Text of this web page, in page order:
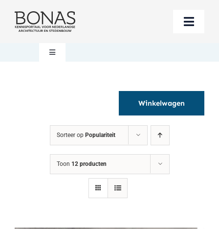
naar
Toggle
Berichten
Steun BONAS
Toggle
Winkelwagen
Sorteer op Populariteit
Toon 12 producten